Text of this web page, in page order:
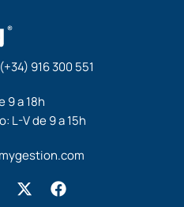
(+34) 916 300 551
9 a 18h
L-V de 9 a 15h
X F